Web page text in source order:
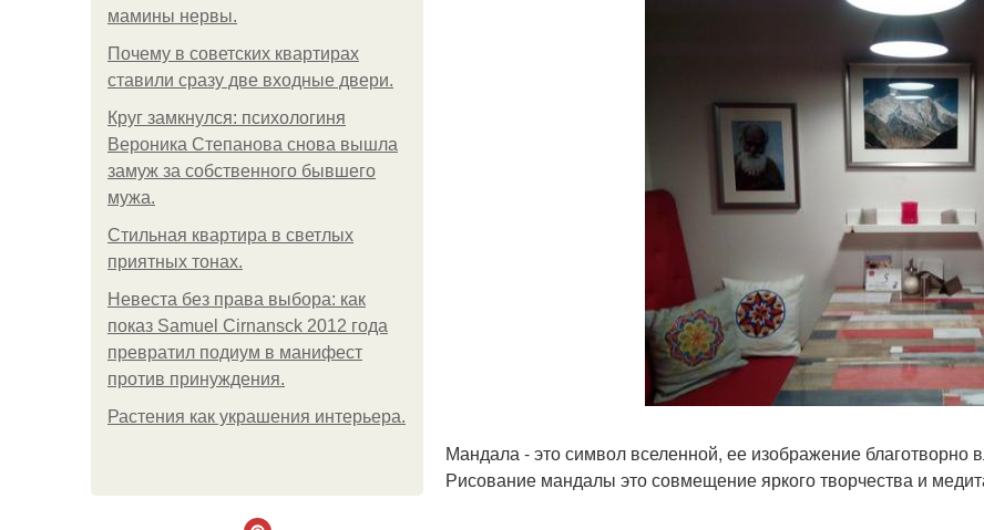
мамины нервы.
Почему в советских квартирах
ставили сразу две входные двери.
Круг замкнулся: психологиня
Вероника Степанова снова вышла
замуж за собственного бывшего
мужа.
Стильная квартира в светлых
приятных тонах.
Невеста без права выбора: как
показ Samuel Cirnansck 2012 года
превратил подиум в манифест
против принуждения.
Растения как украшения интерьера.
Мандала - это символ вселенной, ее изображение благотворно
Рисование мандалы это совмещение яркого творчества и